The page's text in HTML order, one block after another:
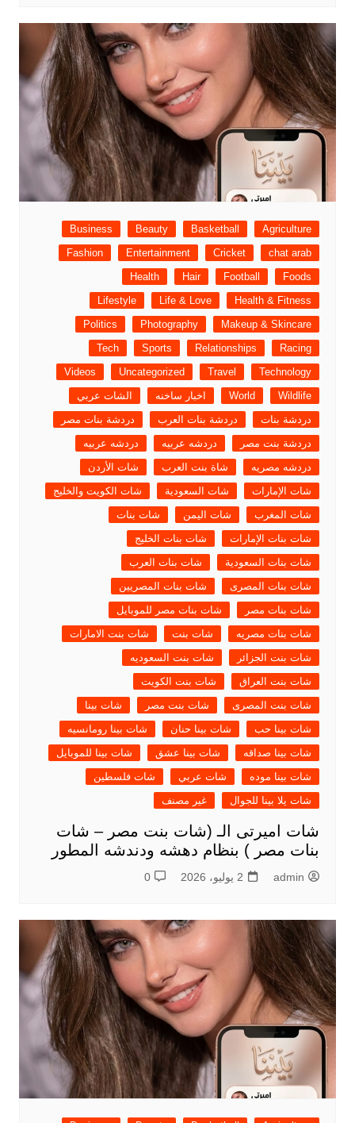
Agriculture
Basketball
Beauty
Business
chat arab
Cricket
Entertainment
Fashion
Foods
Football
Hair
Health
Health & Fitness
Life & Love
Lifestyle
Makeup & Skincare
Photography
Politics
Racing
Relationships
Sports
Tech
Technology
Travel
Uncategorized
Videos
Wildlife
World اخبار ساخنه
الشات عربي
دردشة بنات
دردشة بنات العرب
دردشة بنات مصر
دردشة بنت مصر
دردشه عربيه
دردشه عربيه
دردشه مصريه
شاة بنت العرب
شات الأردن
شات الإمارات
شات السعودية
شات الكويت والخليج
شات المغرب
شات اليمن
شات بنات
شات بنات الإمارات
شات بنات الخليج
شات بنات السعودية
شات بنات العرب
شات بنات المصرى
شات بنات المصريين
شات بنات مصر
شات بنات مصر للموبايل
شات بنات مصريه
شات بنت
شات بنت الامارات
شات بنت الجزائر
شات بنت السعوديه
شات بنت العراق
شات بنت الكويت
شات بنت المصرى
شات بنت مصر
شات بينا
شات بينا حب
شات بينا حنان
شات بينا رومانسيه
شات بينا صداقه
شات بينا عشق
شات بينا للموبايل
شات بينا موده
شات عربي
شات فلسطين
شات يلا بينا للجوال
غير مصنف
شات اميرتى الـ (شات بنت مصر – شات
بنات مصر ) بنظام دهشه ودندشه المطور
admin 2 يوليو، 2026 0